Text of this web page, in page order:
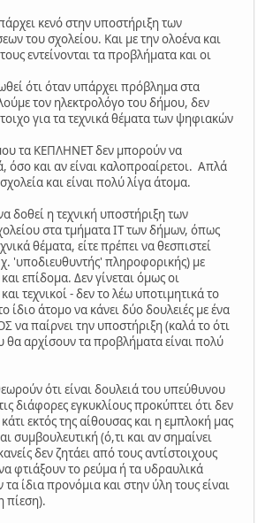
κενό στην υποστήριξη των
του σχολείου. Και με την ολοένα και
εντείνονται τα προβλήματα και οι
ότι όταν υπάρχει πρόβλημα στα
τον ηλεκτρολόγο του δήμου, δεν
για τα τεχνικά θέματα των ψηφιακών
τα ΚΕΠΛΗΝΕΤ δεν μπορούν να
όσο και αν είναι καλοπροαίρετοι. Απλά
και είναι πολύ λίγα άτομα.
δοθεί η τεχνική υποστήριξη των
στα τμήματα IT των δήμων, όπως
θέματα, είτε πρέπει να θεσπιστεί
'υποδιευθυντής' πληροφορικής) με
επίδομα. Δεν γίνεται όμως οι
τεχνικοί - δεν το λέω υποτιμητικά το
ίδιο άτομο να κάνει δύο δουλειές με ένα
να παίρνει την υποστήριξη (καλά το ότι
θα αρχίσουν τα προβλήματα είναι πολύ
ότι είναι δουλειά του υπεύθυνου
διάφορες εγκυκλίους προκύπτει ότι δεν
εκτός της αίθουσας και η εμπλοκή μας
συμβουλευτική (ό,τι και αν σημαίνει
δεν ζητάει από τους αντίστοιχους
φτιάξουν το ρεύμα ή τα υδραυλικά
ίδια προνόμια και στην ύλη τους είναι
πίεση).